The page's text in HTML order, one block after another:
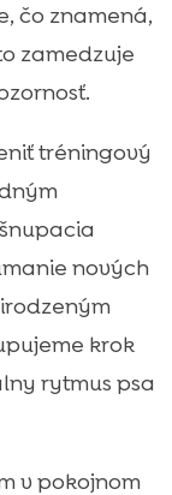
čo znamená,
zamedzuje
tréningový
nových
krok
rytmus psa
v pokojnom